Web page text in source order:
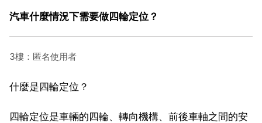
汽車什麼情況下需要做四輪定位？
3樓：匿名使用者
什麼是四輪定位？
四輪定位是車輛的四輪、轉向機構、前後車軸之間的安